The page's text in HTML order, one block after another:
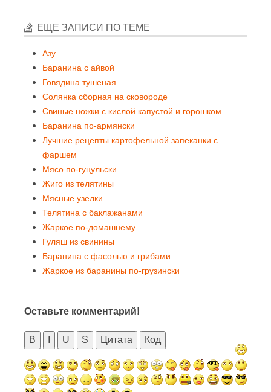
ЕЩЕ ЗАПИСИ ПО ТЕМЕ
Азу
Баранина с айвой
Говядина тушеная
Солянка сборная на сковороде
Свиные ножки с кислой капустой и горошком
Баранина по-армянски
Лучшие рецепты картофельной запеканки с
фаршем
Мясо по-гуцульски
Жиго из телятины
Мясные узелки
Телятина с баклажанами
Жаркое по-домашнему
Гуляш из свинины
Баранина с фасолью и грибами
Жаркое из баранины по-грузински
Оставьте комментарий!
B U S Цитата Код